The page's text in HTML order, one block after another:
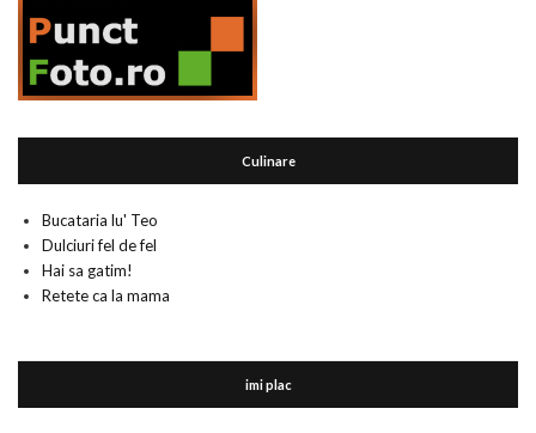
Culinare
Bucataria lu' Teo
Dulciuri fel de fel
Hai sa gatim!
Retete ca la mama
imi plac